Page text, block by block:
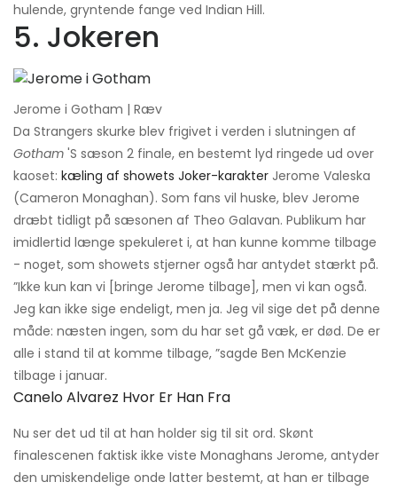
hulende, gryntende fange ved Indian Hill.
5. Jokeren
Jerome i Gotham | Ræv
Da Strangers skurke blev frigivet i verden i slutningen af
Gotham 'S sæson 2 finale, en bestemt lyd ringede ud over
kaoset: kæling af showets Joker-karakter Jerome Valeska
(Cameron Monaghan). Som fans vil huske, blev Jerome
dræbt tidligt på sæsonen af ​​Theo Galavan. Publikum har
imidlertid længe spekuleret i, at han kunne komme tilbage
- noget, som showets stjerner også har antydet stærkt på.
”Ikke kun kan vi [bringe Jerome tilbage], men vi kan også.
Jeg kan ikke sige endeligt, men ja. Jeg vil sige det på denne
måde: næsten ingen, som du har set gå væk, er død. De er
alle i stand til at komme tilbage, ”sagde Ben McKenzie
tilbage i januar.
Canelo Alvarez Hvor Er Han Fra
Nu ser det ud til at han holder sig til sit ord. Skønt
finalescenen faktisk ikke viste Monaghans Jerome, antyder
den umiskendelige onde latter bestemt, at han er tilbage